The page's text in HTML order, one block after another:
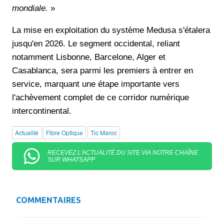
mondiale. »
La mise en exploitation du système Medusa s'étalera
jusqu'en 2026. Le segment occidental, reliant
notamment Lisbonne, Barcelone, Alger et
Casablanca, sera parmi les premiers à entrer en
service, marquant une étape importante vers
l'achèvement complet de ce corridor numérique
intercontinental.
Actualité Fibre Optique Tic Maroc
RECEVEZ L'ACTUALITÉ DU SITE VIA NOTRE CHAÎNE
SUR WHATSAPP
COMMENTAIRES